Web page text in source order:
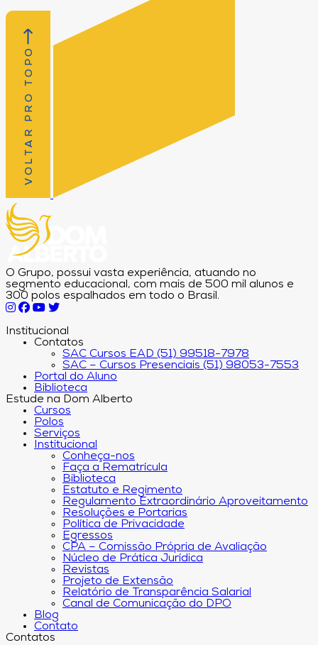
VOLTAR PRO TOPO
O Grupo, possui vasta experiência, atuando no
segmento educacional, com mais de 500 mil alunos e
300 polos espalhados em todo o Brasil.
Institucional
Contatos
SAC Cursos EAD (51) 99518-7978
SAC – Cursos Presenciais (51) 98053-7553
Portal do Aluno
Biblioteca
Estude na Dom Alberto
Cursos
Polos
Serviços
Institucional
Conheça-nos
Faça a Rematrícula
Biblioteca
Estatuto e Regimento
Regulamento Extraordinário Aproveitamento
Resoluções e Portarias
Política de Privacidade
Egressos
CPA – Comissão Própria de Avaliação
Núcleo de Prática Jurídica
Revistas
Projeto de Extensão
Relatório de Transparência Salarial
Canal de Comunicação do DPO
Blog
Contato
Contatos